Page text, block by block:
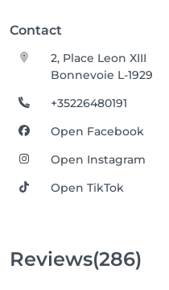
Contact
2, Place Leon XIII
Bonnevoie L-1929
+35226480191
Open Facebook
Open Instagram
Open TikTok
Reviews(286)